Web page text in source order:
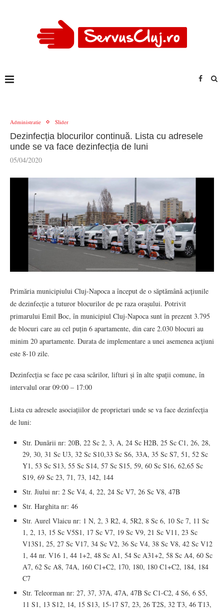
Administratie Slider
Dezinfecția blocurilor continuă. Lista cu adresele
unde se va face dezinfecția de luni
05/04/2020
Primăria municipiului Cluj-Napoca a început de o săptămână acțiunile
de dezinfecție a tuturor blocurilor de pe raza orașului. Potrivit
primarului Emil Boc, în municipiul Cluj-Napoca sunt în prezent 3.795
de blocuri care au cel puțin 6 apartamente, din care 2.030 blocuri au
minim 20 apartamente. Durata de implementare a unei asemenea acţiuni
este 8-10 zile.
Dezinfecția se face pe casa scărilor, lifturi și în alte spații comune, în
intervalul orar 09:00 – 17:00
Lista cu adresele asociațiilor de proprietari unde se va face dezinfecția
de luni:
Str. Dunării nr: 20B, 22 Sc 2, 3, A, 24 Sc H2B, 25 Sc C1, 26, 28,
29, 30, 31 Sc U3, 32 Sc S10,33 Sc S6, 33A, 35 Sc S7, 51, 52 Sc
Y1, 53 Sc S13, 55 Sc S14, 57 Sc S15, 59, 60 Sc S16, 62,65 Sc
S19, 69 Sc 23, 71, 73, 142, 144
Str. Jiului nr: 2 Sc V4, 4, 22, 24 Sc V7, 26 Sc V8, 47B
Str. Harghita nr: 46
Str. Aurel Vlaicu nr: 1 N, 2, 3 R2, 4, 5R2, 8 Sc 6, 10 Sc 7, 11 Sc
1, 2, 13, 15 Sc V5S1, 17 Sc V7, 19 Sc V9, 21 Sc V11, 23 Sc
V13S1, 25, 27 Sc V17, 34 Sc V2, 36 Sc V4, 38 Sc V8, 42 Sc V12
1, 44 nr. V16 1, 44 1+2, 48 Sc A1, 54 Sc A31+2, 58 Sc A4, 60 Sc
A7, 62 Sc A8, 74A, 160 C1+C2, 170, 180, 180 C1+C2, 184, 184
C7
Str. Teleorman nr: 27, 37, 37A, 47A, 47B Sc C1-C2, 4 S6, 6 S5,
11 S1, 13 S12, 14, 15 S13, 15-17 S7, 23, 26 T2S, 32 T3, 46 T13,